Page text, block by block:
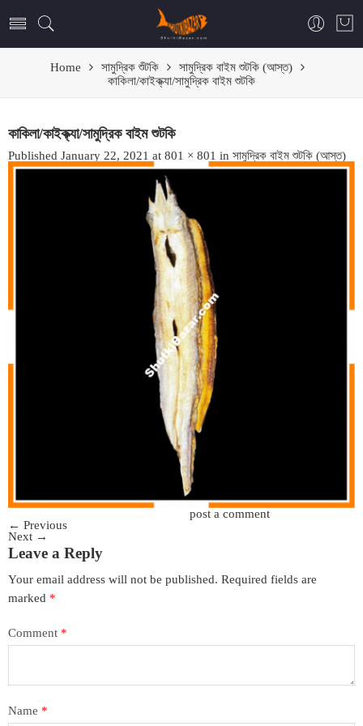
Home সামুদ্রিক শুঁটকি
সামুদ্রিক বাইম শুটকি (আস্ত)
কাকিলা/কাইক্ক্যা/সামুদ্রিক বাইম শুটকি
কাকিলা/কাইক্ক্যা/সামুদ্রিক বাইম শুটকি
Published January 22, 2021 at 801 × 801 in সামুদ্রিক বাইম শুটকি (আস্ত)
post a comment
← Previous
Next →
Leave a Reply
Your email address will not be published. Required fields are
marked *
Comment *
Name *